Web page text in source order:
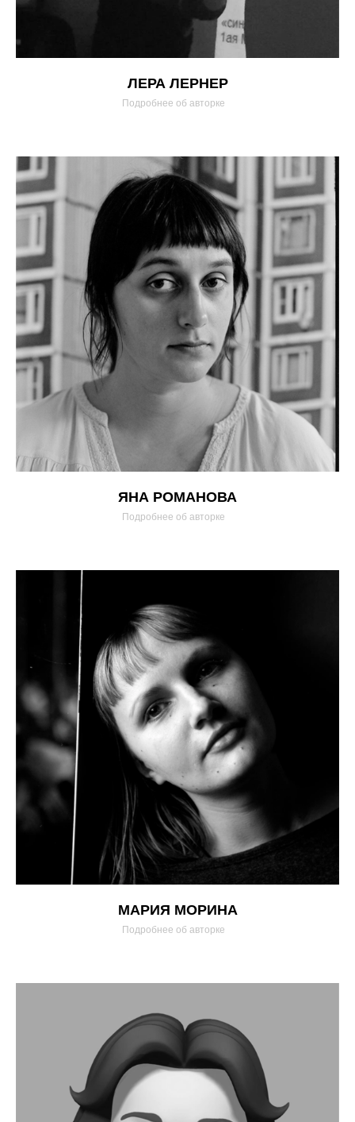
ЛЕРА ЛЕРНЕР
Подробнее об авторке
ЯНА РОМАНОВА
Подробнее об авторке
МАРИЯ МОРИНА
Подробнее об авторке